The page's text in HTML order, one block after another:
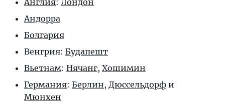
Англия: Лондон
Андорра
Болгария
Венгрия: Будапешт
Вьетнам: Нячанг, Хошимин
Германия: Берлин, Дюссельдорф и
Мюнхен